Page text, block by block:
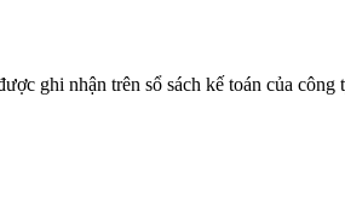
ghi nhận trên sổ sách kế toán của